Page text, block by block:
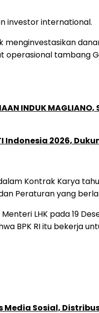
investor international.
tambang
INDUK
Indonesia 2026,
Kontrak Karya
Peraturan yang
LHK pada 19
BPK RI itu bekerja
Sosial,